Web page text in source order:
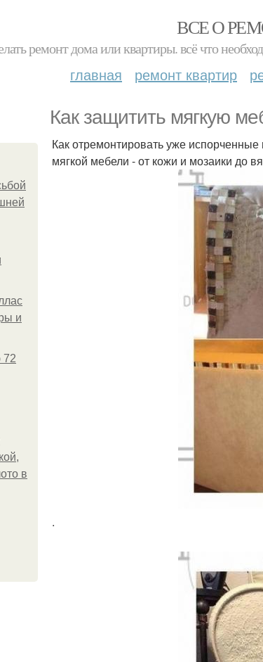
ВСЕ О
ремонт дома или квартиры. всё что
главная ремонт квартир
Как защитить мягкую
и
72
в
Как отремонтировать уже
мягкой мебели - от кожи и мозаики до
.